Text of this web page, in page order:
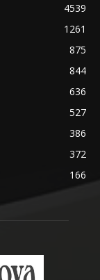
4539
1261
875
844
636
527
386
372
166